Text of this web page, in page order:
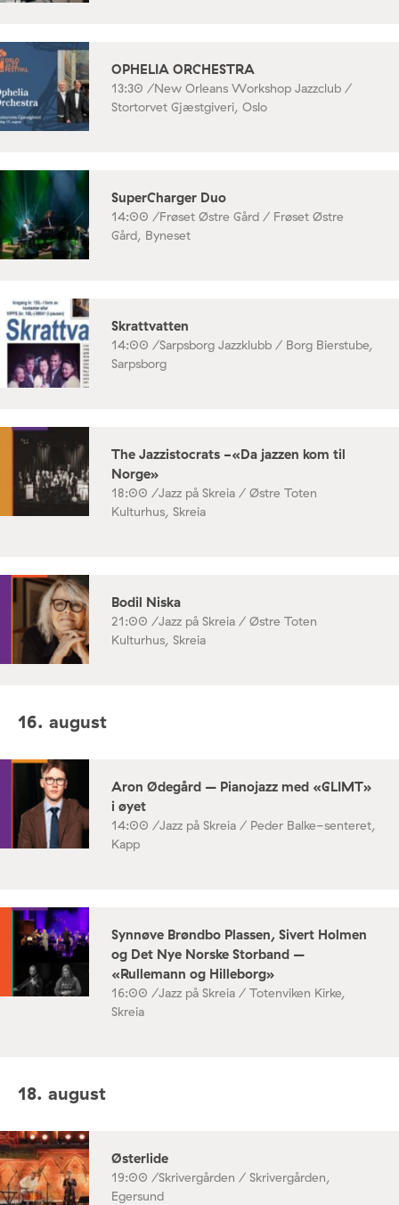
OPHELIA ORCHESTRA
13:30 /New Orleans Workshop Jazzclub /
Stortorvet Gjæstgiveri, Oslo
SuperCharger Duo
14:00 /Frøset Østre Gård / Frøset Østre
Gård, Byneset
Skrattvatten
14:00 /Sarpsborg Jazzklubb / Borg Bierstube,
Sarpsborg
The Jazzistocrats -«Da jazzen kom til
Norge»
18:00 /Jazz på Skreia / Østre Toten
Kulturhus, Skreia
Bodil Niska
21:00 /Jazz på Skreia / Østre Toten
Kulturhus, Skreia
16. august
Aron Ødegård – Pianojazz med «GLIMT»
i øyet
14:00 /Jazz på Skreia / Peder Balke-senteret,
Kapp
Synnøve Brøndbo Plassen, Sivert Holmen
og Det Nye Norske Storband –
«Rullemann og Hilleborg»
16:00 /Jazz på Skreia / Totenviken Kirke,
Skreia
18. august
Østerlide
19:00 /Skrivergården / Skrivergården,
Egersund